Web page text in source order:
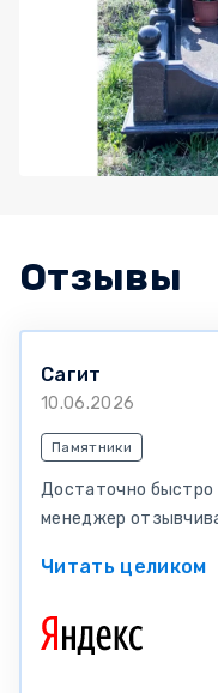
Отзывы
Сагит
10.06.2026
Памятники
Достаточно быстро
менеджер
Читать целиком